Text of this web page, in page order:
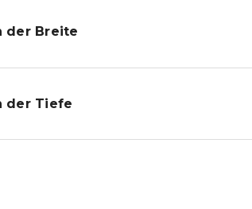
der Breite
der Tiefe